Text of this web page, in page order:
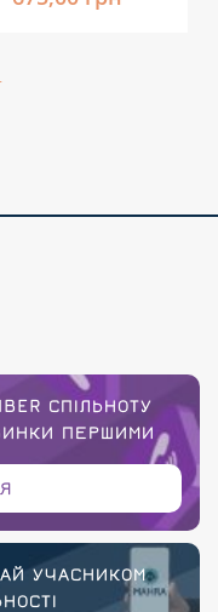
СПІЛЬНОТУ
ПЕРШИМИ
УЧАСНИКОМ